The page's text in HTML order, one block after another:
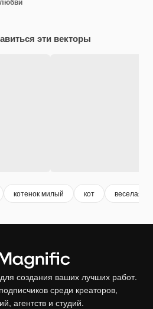
эти векторы
котенок милый кот веселая
создания ваших лучших работ.
среди креаторов,
агентств и студий.